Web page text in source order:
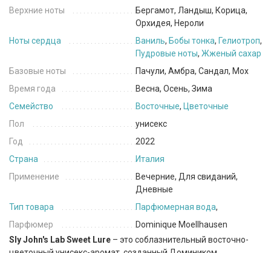
Верхние ноты
Бергамот, Ландыш, Корица,
Орхидея, Нероли
Ноты сердца
Ваниль, Бобы тонка, Гелиотроп,
Пудровые ноты, Жженый сахар
Базовые ноты
Пачули, Амбра, Сандал, Мох
Время года
Весна, Осень, Зима
Семейство
Восточные, Цветочные
Пол
унисекс
Год
2022
Страна
Италия
Применение
Вечерние, Для свиданий,
Дневные
Тип товара
Парфюмерная вода,
Парфюмер
Dominique Moellhausen
Sly John's Lab Sweet Lure – это соблазнительный восточно-